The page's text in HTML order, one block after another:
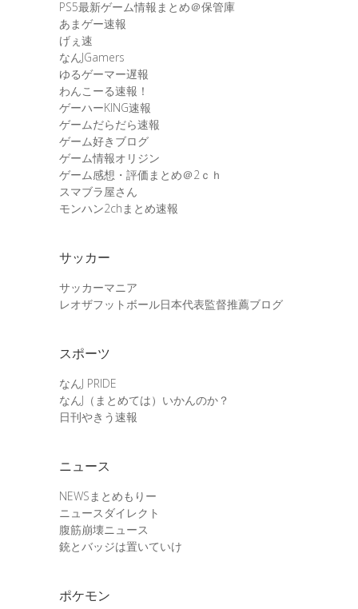
PS5最新ゲーム情報まとめ＠保管庫
あまゲー速報
げぇ速
なんJGamers
ゆるゲーマー遅報
わんこーる速報！
ゲーハーKING速報
ゲームだらだら速報
ゲーム好きブログ
ゲーム情報オリジン
ゲーム感想・評価まとめ＠2ｃｈ
スマブラ屋さん
モンハン2chまとめ速報
サッカー
サッカーマニア
レオザフットボール日本代表監督推薦ブログ
スポーツ
なんJ PRIDE
なんJ（まとめては）いかんのか？
日刊やきう速報
ニュース
NEWSまとめもりー
ニュースダイレクト
腹筋崩壊ニュース
銃とバッジは置いていけ
ポケモン